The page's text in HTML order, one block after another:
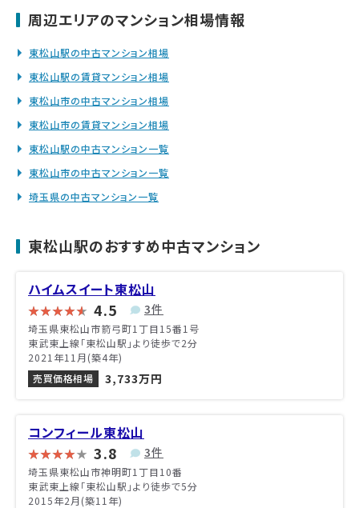
周辺エリアのマンション相場情報
東松山駅の中古マンション相場
東松山駅の賃貸マンション相場
東松山市の中古マンション相場
東松山市の賃貸マンション相場
東松山駅の中古マンション一覧
東松山市の中古マンション一覧
埼玉県の中古マンション一覧
東松山駅のおすすめ中古マンション
ハイムスイート東松山
4.5 3件
埼玉県東松山市箭弓町1丁目15番1号
東武東上線「東松山駅」より徒歩で2分
2021年11月(築4年)
売買価格相場
3,733万円
コンフィール東松山
3.8 3件
埼玉県東松山市神明町1丁目10番
東武東上線「東松山駅」より徒歩で5分
2015年2月(築11年)